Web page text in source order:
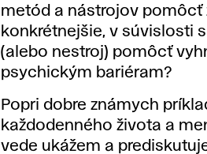
metód a nástrojov pomôcť
konkrétnejšie, v súvislosti
(alebo nestroj) pomôcť
psychickým bariéram?
Popri dobre známych
každodenného života a
vede ukážem a